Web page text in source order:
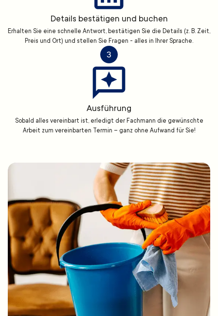
Details bestätigen und buchen
Erhalten Sie eine schnelle Antwort, bestätigen Sie die Details (z. B. Zeit,
Preis und Ort) und stellen Sie Fragen - alles in Ihrer Sprache.
3
Ausführung
Sobald alles vereinbart ist, erledigt der Fachmann die gewünschte
Arbeit zum vereinbarten Termin – ganz ohne Aufwand für Sie!